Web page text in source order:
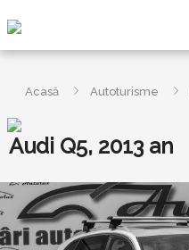
Acasă Autoturisme
Audi Q5, 2013 an